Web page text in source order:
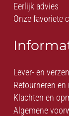
Eerlijk advies
Onze favoriete
Lever- en
Retourneren en
Klachten en
Algemene